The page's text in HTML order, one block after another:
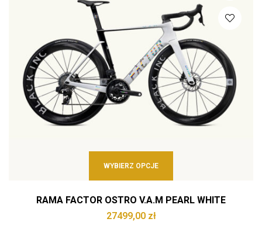
WYBIERZ OPCJE
RAMA FACTOR OSTRO V.A.M PEARL WHITE
27499,00 zł